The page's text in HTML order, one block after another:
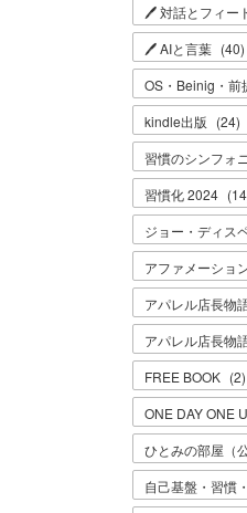
🖊 対話とフィー
🖊 AIと言葉 (40)
OS・Beinig・前
kindle出版 (24)
習慣のシンフォ
習慣化 2024 (14
ジョー・ディス
アファメーショ
アパレル店長物
アパレル店長物
FREE BOOK (2)
ONE DAY ONE
ひとみの部屋（
自己基盤・習慣